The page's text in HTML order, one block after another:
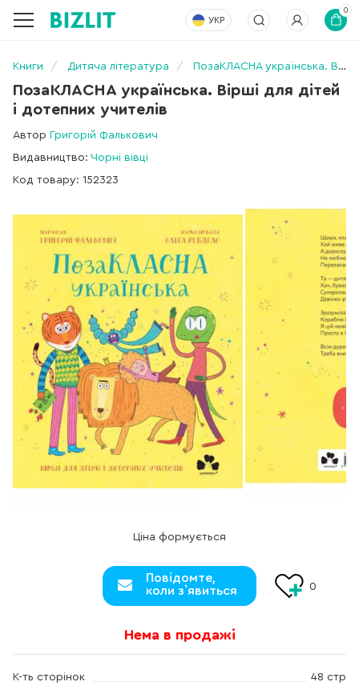
УКР
0
Книги Дитяча література ПозаКЛАСНА українська. Вірші для дітей і дотепних учителів
ПозаКЛАСНА українська. Вірші для дітей
і дотепних учителів
Автор Григорій Фалькович
Видавництво: Чорні вівці
Код товару: 152323
Ціна формується
Повідомте,
коли з`явиться
0
Нема в продажі
К-ть сторінок 48 стр